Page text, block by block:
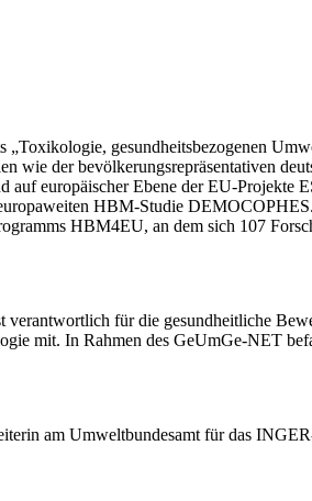
gesundheitsbezogenen
wie der bevölkerungsrepräsentativen
europäischer Ebene der EU-Projekte
HBM-Studie
HBM4EU, an dem sich 107
für die gesundheitliche
mit. In Rahmen des GeUmGe-NET
am Umweltbundesamt für das